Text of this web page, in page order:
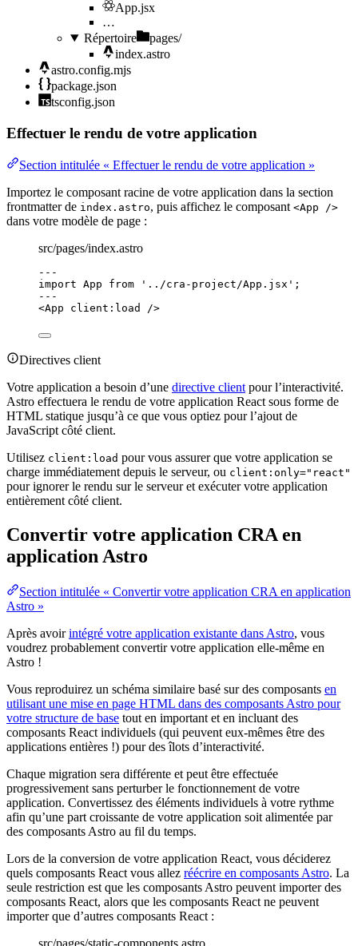
App.jsx
…
Répertoire
pages/
index.astro
astro.config.mjs
package.json
tsconfig.json
Effectuer le rendu de votre application
Section intitulée « Effectuer le rendu de votre application »
Importez le composant racine de votre application dans la section
frontmatter de index.astro, puis affichez le composant <App />
dans votre modèle de page :
src/pages/index.astro
---
import App from ' ../cra-project/App.jsx ' ;
---
<App client:load />
Directives client
Votre application a besoin d’une directive clientpour l’interactivité.
Astro effectuera le rendu de votre application React sous forme de
HTML statique jusqu’à ce que vous optiez pour l’ajout de
JavaScript côté client.
Utilisez client:load pour vous assurer que votre application se
charge immédiatement depuis le serveur, ou client:only="react"
pour ignorer le rendu sur le serveur et exécuter votre application
entièrement côté client.
Convertir votre application CRA en
application Astro
Section intitulée « Convertir votre application CRA en application
Astro »
Après avoirintégré votre application existante dans Astro, vous
voudrez probablement convertir votre application elle-même en
Astro !
Vous reproduirez un schéma similaire basé sur des composants en
utilisant une mise en page HTML dans des composants Astro pour
votre structure de base tout en important et en incluant des
composants React individuels (qui peuvent eux-mêmes être des
applications entières !) pour des îlots d’interactivité.
Chaque migration sera différente et peut être effectuée
progressivement sans perturber le fonctionnement de votre
application. Convertissez des éléments individuels à votre rythme
afin qu’une part croissante de votre application soit alimentée par
des composants Astro au fil du temps.
Lors de la conversion de votre application React, vous déciderez
quels composants React vous allez réécrire en composants Astro. La
seule restriction est que les composants Astro peuvent importer des
composants React, alors que les composants React ne peuvent
importer que d’autres composants React :